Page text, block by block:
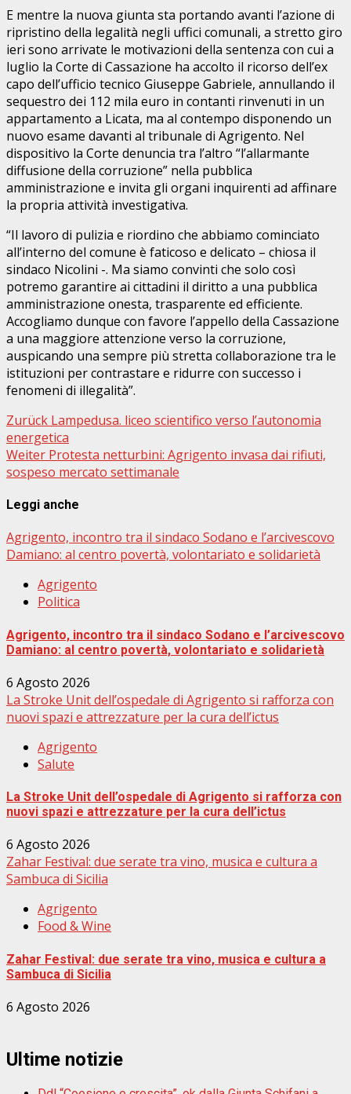
E mentre la nuova giunta sta portando avanti l’azione di
ripristino della legalità negli uffici comunali, a stretto giro
ieri sono arrivate le motivazioni della sentenza con cui a
luglio la Corte di Cassazione ha accolto il ricorso dell’ex
capo dell’ufficio tecnico Giuseppe Gabriele, annullando il
sequestro dei 112 mila euro in contanti rinvenuti in un
appartamento a Licata, ma al contempo disponendo un
nuovo esame davanti al tribunale di Agrigento. Nel
dispositivo la Corte denuncia tra l’altro “l’allarmante
diffusione della corruzione” nella pubblica
amministrazione e invita gli organi inquirenti ad affinare
la propria attività investigativa.
“Il lavoro di pulizia e riordino che abbiamo cominciato
all’interno del comune è faticoso e delicato – chiosa il
sindaco Nicolini -. Ma siamo convinti che solo così
potremo garantire ai cittadini il diritto a una pubblica
amministrazione onesta, trasparente ed efficiente.
Accogliamo dunque con favore l’appello della Cassazione
a una maggiore attenzione verso la corruzione,
auspicando una sempre più stretta collaborazione tra le
istituzioni per contrastare e ridurre con successo i
fenomeni di illegalità”.
Beitragsnavigation
Zurück Lampedusa. liceo scientifico verso l’autonomia
energetica
Weiter Protesta netturbini: Agrigento invasa dai rifiuti,
sospeso mercato settimanale
Leggi anche
Agrigento, incontro tra il sindaco Sodano e l’arcivescovo
Damiano: al centro povertà, volontariato e solidarietà
Agrigento
Politica
Agrigento, incontro tra il sindaco Sodano e l’arcivescovo
Damiano: al centro povertà, volontariato e solidarietà
6 Agosto 2026
La Stroke Unit dell’ospedale di Agrigento si rafforza con
nuovi spazi e attrezzature per la cura dell’ictus
Agrigento
Salute
La Stroke Unit dell’ospedale di Agrigento si rafforza con
nuovi spazi e attrezzature per la cura dell’ictus
6 Agosto 2026
Zahar Festival: due serate tra vino, musica e cultura a
Sambuca di Sicilia
Agrigento
Food & Wine
Zahar Festival: due serate tra vino, musica e cultura a
Sambuca di Sicilia
6 Agosto 2026
Ultime notizie